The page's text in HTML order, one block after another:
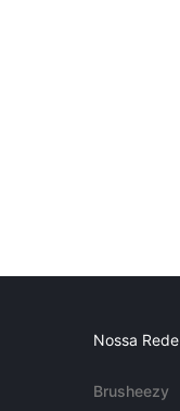
Nossa Rede
Brusheezy